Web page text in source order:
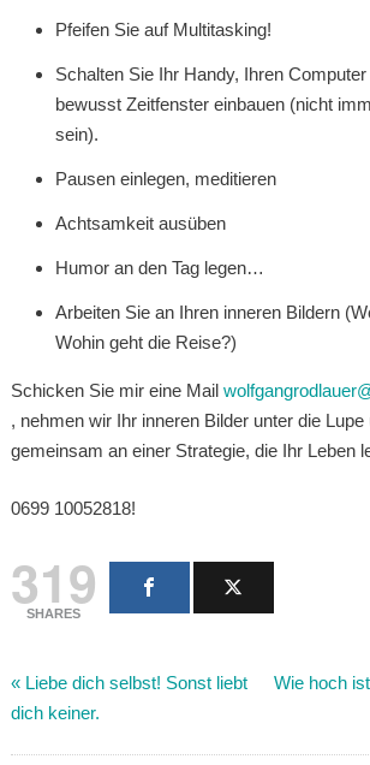
Pfeifen Sie auf Multitasking!
Schalten Sie Ihr Handy, Ihren
bewusst Zeitfenster einbauen (nicht
sein).
Pausen einlegen, meditieren
Achtsamkeit ausüben
Humor an den Tag legen…
Arbeiten Sie an Ihren inneren Bildern
Wohin geht die Reise?)
Schicken Sie mir eine Mail
, nehmen wir Ihr inneren Bilder unter die
gemeinsam an einer Strategie, die Ihr Leben
0699 10052818!
319
SHARES
« Liebe dich selbst! Sonst liebt
dich keiner.
Wie hoch